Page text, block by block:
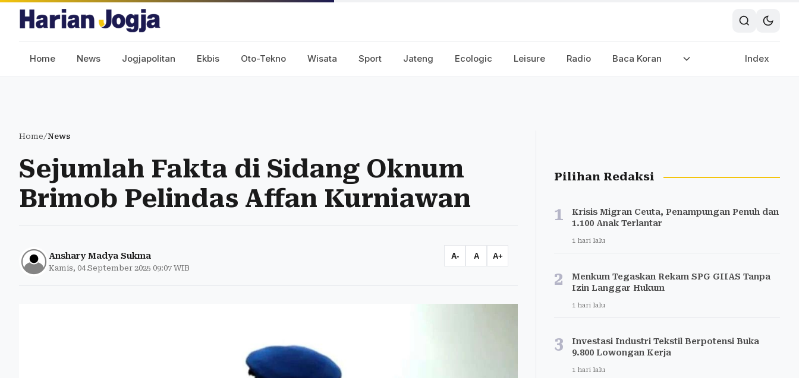
Home News Jogjapolitan Ekbis Oto-Tekno Wisata Sport Jateng Ecologic Leisure Radio Baca Koran Index
Home/News
Sejumlah Fakta di Sidang Oknum
Brimob Pelindas Affan Kurniawan
Anshary Madya Sukma
Kamis, 04 September 2025 09:07 WIB
A- A A+
Pilihan Redaksi
1
Krisis Migran Ceuta, Penampungan Penuh dan
1.100 Anak Terlantar
1 hari lalu
2
Menkum Tegaskan Rekam SPG GIIAS Tanpa
Izin Langgar Hukum
1 hari lalu
3
Investasi Industri Tekstil Berpotensi Buka
9.800 Lowongan Kerja
1 hari lalu